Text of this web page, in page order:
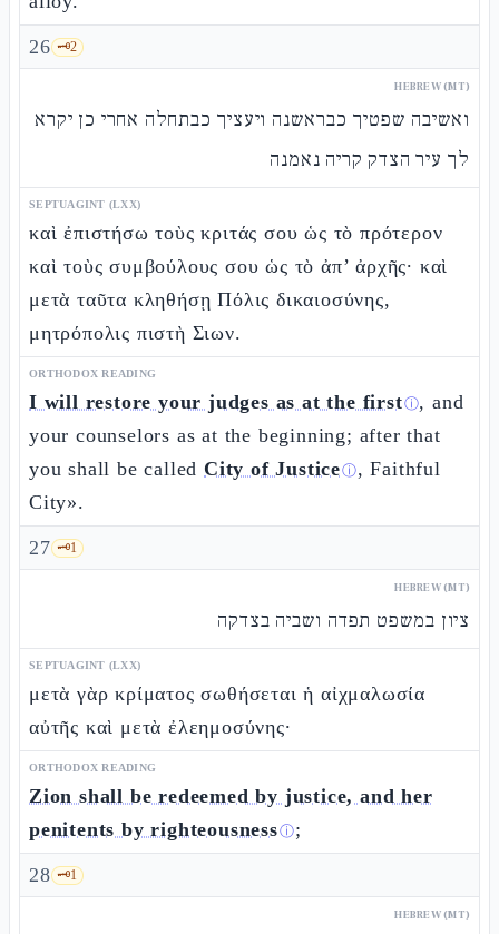
26 🗝️2
HEBREW (MT)
ואשיבה שפטיך כבראשנה ויעציך כבתחלה אחרי כן יקרא
לך עיר הצדק קריה נאמנה
SEPTUAGINT (LXX)
καὶ ἐπιστήσω τοὺς κριτάς σου ὡς τὸ πρότερον
καὶ τοὺς συμβούλους σου ὡς τὸ ἀπ’ ἀρχῆς· καὶ
μετὰ ταῦτα κληθήσῃ Πόλις δικαιοσύνης,
μητρόπολις πιστὴ Σιων.
ORTHODOX READING
I will restore your judges as at the firstⓘ, and
your counselors as at the beginning; after that
you shall be called City of Justiceⓘ, Faithful
City».
27 🗝️1
HEBREW (MT)
ציון במשפט תפדה ושביה בצדקה
SEPTUAGINT (LXX)
μετὰ γὰρ κρίματος σωθήσεται ἡ αἰχμαλωσία
αὐτῆς καὶ μετὰ ἐλεημοσύνης·
ORTHODOX READING
Zion shall be redeemed by justice, and her
penitents by righteousnessⓘ;
28 🗝️1
HEBREW (MT)